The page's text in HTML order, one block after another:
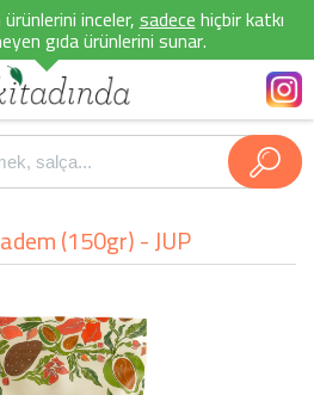
inceler,sadecehiçbir katkı
gıda ürünlerini sunar.
(150gr) - JUP